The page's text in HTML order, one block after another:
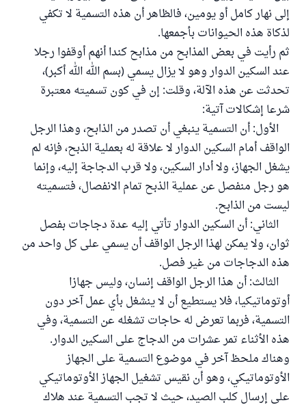
إلى نهار كامل أو يومين، فالظاهر أن هذه التسمية لا تكفي
لذكاة هذه الحيوانات بأجمعها.
ثم رأيت في بعض المذابح من مذابح كندا أنهم أوقفوا رجلا
عند السكين الدوار وهو لا يزال يسمي (بسم الله الله أكبر)،
تحدثت عن هذه الآلة، وقلت: إن في كون تسميته معتبرة
شرعا إشكالات آتية:
الأول: أن التسمية ينبغي أن تصدر من الذابح، وهذا الرجل
الواقف أمام السكين الدوار لا علاقة له بعملية الذبح، فإنه لم
يشغل الجهاز، ولا أدار السكين، ولا قرب الدجاجة إليه، وإنما
هو رجل منفصل عن عملية الذبح تمام الانفصال، فتسميته
ليست من الذابح.
الثاني: أن السكين الدوار تأتي إليه عدة دجاجات بفصل
ثوان، ولا يمكن لهذا الرجل الواقف أن يسمي على كل واحد من
هذه الدجاجات من غير فصل.
الثالث: أن هذا الرجل الواقف إنسان، وليس جهازا
أوتوماتيكيا، فلا يستطيع أن لا ينشغل بأي عمل آخر دون
التسمية، فربما تعرض له حاجات تشغله عن التسمية، وفي
هذه الأثناء تمر عشرات من الدجاج على السكين الدوار.
وهناك ملحظ آخر في موضوع التسمية على الجهاز
الأوتوماتيكي، وهو أن نقيس تشغيل الجهاز الأوتوماتيكي
على إرسال كلب الصيد، حيث لا تجب التسمية عند هلاك